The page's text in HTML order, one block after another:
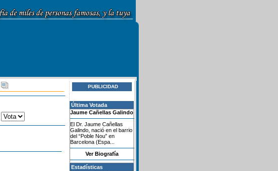
PUBLICIDAD
Última Votada
Jaume Cañellas Galindo
El Dr. Jaume Cañellas
Galindo, nació en el barrio
del “Poble Nou” en
Barcelona (Espa...
Ver Biografía
Estadísticas